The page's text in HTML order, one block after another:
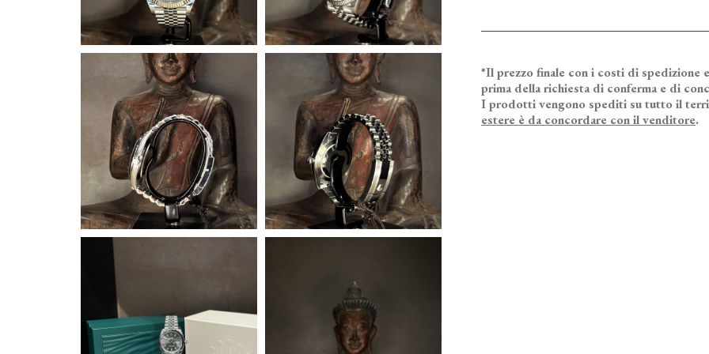
*Il prezzo finale con i costi di spedizione
prima della richiesta di conferma e di
I prodotti vengono spediti su tutto il
estere è da concordare con il venditore.